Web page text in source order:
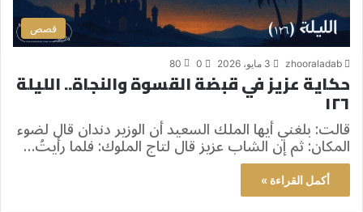
قصص
zhooraladab 3 مايو، 2026 0
80
حكاية عزيز في قبضة القسوة والنجاة.. الليلة
١٢٦
قالت: بلغني أيها الملك السعيد أن الوزير دندان قال لضوء
المكان: ثم إن الشاب عزيز قال لتاج الملوك: فلما رأيتُ…
أكمل القراءة »